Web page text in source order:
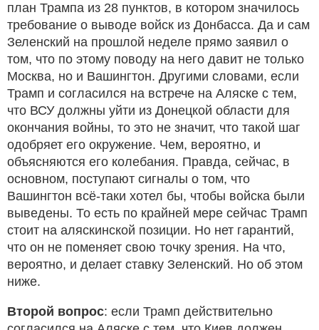
план Трампа из 28 пунктов, в котором значилось
требование о выводе войск из Донбасса. Да и сам
Зеленский на прошлой неделе прямо заявил о
том, что по этому поводу на него давит не только
Москва, но и Вашингтон. Другими словами, если
Трамп и согласился на встрече на Аляске с тем,
что ВСУ должны уйти из Донецкой области для
окончания войны, то это не значит, что такой шаг
одобряет его окружение. Чем, вероятно, и
объясняются его колебания. Правда, сейчас, в
основном, поступают сигналы о том, что
Вашингтон всё-таки хотел бы, чтобы войска были
выведены. То есть по крайней мере сейчас Трамп
стоит на аляскинской позиции. Но нет гарантий,
что он не поменяет свою точку зрения. На что,
вероятно, и делает ставку Зеленский. Но об этом
ниже.
Второй вопрос: если Трамп действительно